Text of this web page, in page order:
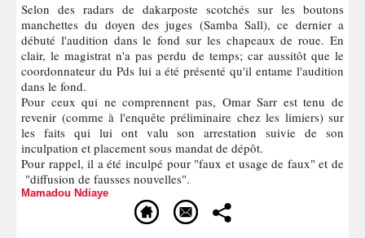
Selon des radars de dakarposte scotchés sur les boutons
manchettes du doyen des juges (Samba Sall), ce dernier a
débuté l'audition dans le fond sur les chapeaux de roue. En
clair, le magistrat n'a pas perdu de temps; car aussitôt que le
coordonnateur du Pds lui a été présenté qu'il entame l'audition
dans le fond.
Pour ceux qui ne comprennent pas, Omar Sarr est tenu de
revenir (comme à l'enquête préliminaire chez les limiers) sur
les faits qui lui ont valu son arrestation suivie de son
inculpation et placement sous mandat de dépôt.
Pour rappel, il a été inculpé pour "faux et usage de faux" et de
"diffusion de fausses nouvelles".
Mamadou Ndiaye